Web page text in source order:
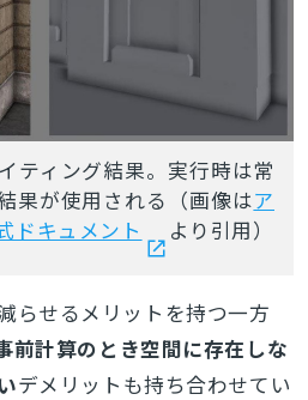
ティング結果。実行時は常
果が使用される（画像はア
ドキュメント
より引用）
らせるメリットを持つ一方
前計算のとき空間に存在しな
デメリットも持ち合わせてい